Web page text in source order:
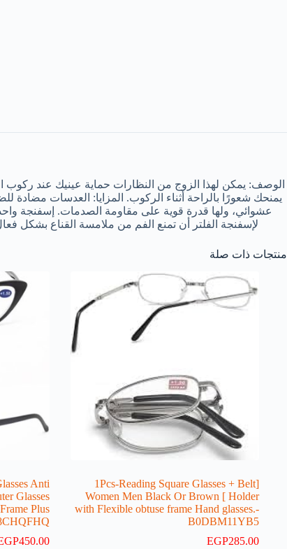
الوصف: يمكن لهذا الزوج من النظارات حماية عينيك عند ركوب
يمنحك شعورًا بالراحة أثناء الركوب. المزايا: العدسات مضادة
عشوائي، ولها قدرة قوية على مقاومة الصدمات. إسفنجة
لإسفنجة الفلتر أن تمنع الفم من ملامسة القناع بشكل فعال،
منتجات ذات صلة
[1Pcs-Reading Square Glasses + Belt
Holder ] Women Men Black Or Brown
with Flexible obtuse frame Hand glasses.-
B0DBM11YB5
EGP285.00
Anti
Glasses
Plus
450.00